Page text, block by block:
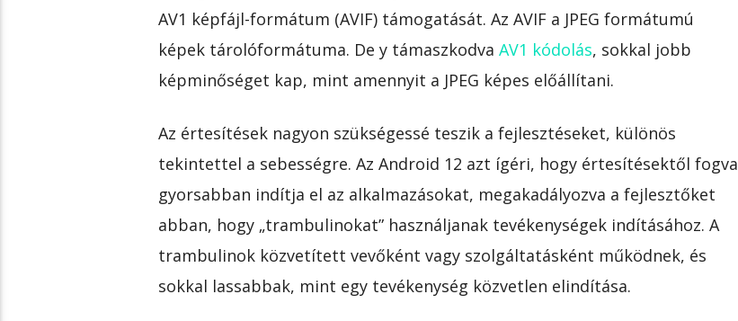
AV1 képfájl-formátum (AVIF) támogatását. Az AVIF a JPEG formátumú
képek tárolóformátuma. De y támaszkodva AV1 kódolás, sokkal jobb
képminőséget kap, mint amennyit a JPEG képes előállítani.
Az értesítések nagyon szükségessé teszik a fejlesztéseket, különös
tekintettel a sebességre. Az Android 12 azt ígéri, hogy értesítésektől fogva
gyorsabban indítja el az alkalmazásokat, megakadályozva a fejlesztőket
abban, hogy „trambulinokat” használjanak tevékenységek indításához. A
trambulinok közvetített vevőként vagy szolgáltatásként működnek, és
sokkal lassabbak, mint egy tevékenység közvetlen elindítása.